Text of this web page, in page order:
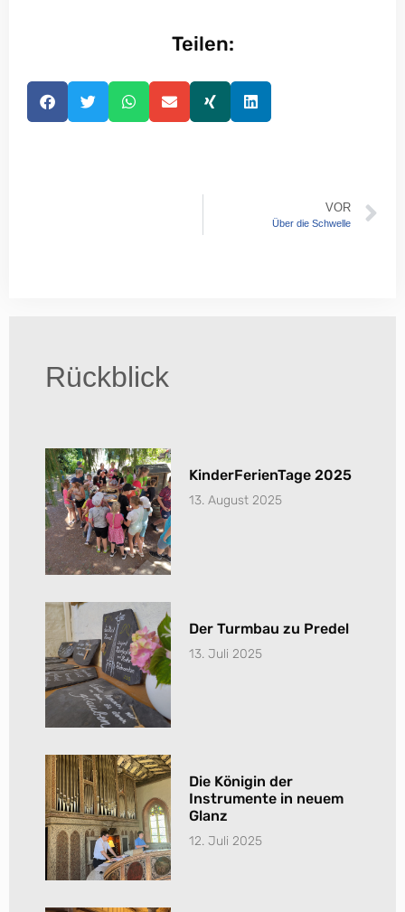
Teilen:
VOR
Über die Schwelle
Rückblick
KinderFerienTage 2025
13. August 2025
Der Turmbau zu Predel
13. Juli 2025
Die Königin der
Instrumente in neuem
Glanz
12. Juli 2025